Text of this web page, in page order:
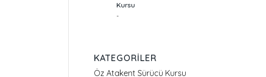
Kursu
-
KATEGORILER
Öz Atakent Sürücü Kursu